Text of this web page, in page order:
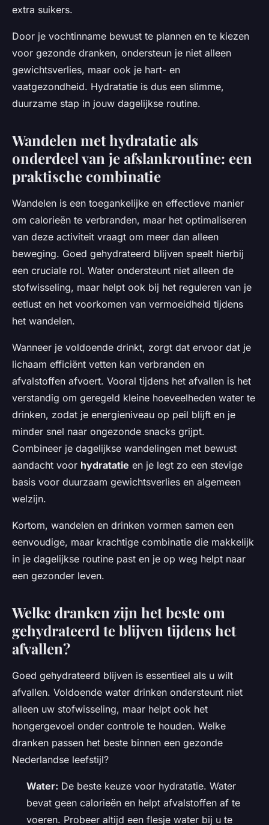
extra suikers.
Door je vochtinname bewust te plannen en te kiezen
voor gezonde dranken, ondersteun je niet alleen
gewichtsverlies, maar ook je hart- en
vaatgezondheid. Hydratatie is dus een slimme,
duurzame stap in jouw dagelijkse routine.
Wandelen met hydratatie als
onderdeel van je afslankroutine: een
praktische combinatie
Wandelen is een toegankelijke en effectieve manier
om calorieën te verbranden, maar het optimaliseren
van deze activiteit vraagt om meer dan alleen
beweging. Goed gehydrateerd blijven speelt hierbij
een cruciale rol. Water ondersteunt niet alleen de
stofwisseling, maar helpt ook bij het reguleren van je
eetlust en het voorkomen van vermoeidheid tijdens
het wandelen.
Wanneer je voldoende drinkt, zorgt dat ervoor dat je
lichaam efficiënt vetten kan verbranden en
afvalstoffen afvoert. Vooral tijdens het afvallen is het
verstandig om geregeld kleine hoeveelheden water te
drinken, zodat je energieniveau op peil blijft en je
minder snel naar ongezonde snacks grijpt.
Combineer je dagelijkse wandelingen met bewust
aandacht voor hydratatie en je legt zo een stevige
basis voor duurzaam gewichtsverlies en algemeen
welzijn.
Kortom, wandelen en drinken vormen samen een
eenvoudige, maar krachtige combinatie die makkelijk
in je dagelijkse routine past en je op weg helpt naar
een gezonder leven.
Welke dranken zijn het beste om
gehydrateerd te blijven tijdens het
afvallen?
Goed gehydrateerd blijven is essentieel als u wilt
afvallen. Voldoende water drinken ondersteunt niet
alleen uw stofwisseling, maar helpt ook het
hongergevoel onder controle te houden. Welke
dranken passen het beste binnen een gezonde
Nederlandse leefstijl?
Water: De beste keuze voor hydratatie. Water
bevat geen calorieën en helpt afvalstoffen af te
voeren. Probeer altijd een flesje water bij u te